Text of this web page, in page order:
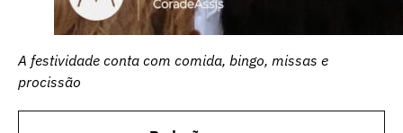
A festividade conta com comida, bingo, missas e
procissão